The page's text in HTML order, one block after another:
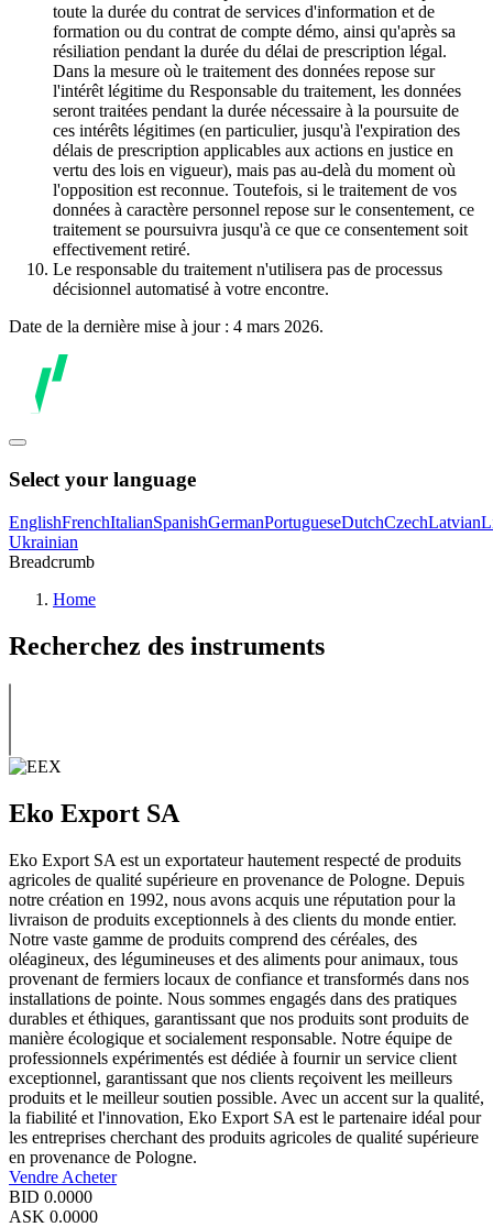
toute la durée du contrat de services d'information et de
formation ou du contrat de compte démo, ainsi qu'après sa
résiliation pendant la durée du délai de prescription légal.
Dans la mesure où le traitement des données repose sur
l'intérêt légitime du Responsable du traitement, les données
seront traitées pendant la durée nécessaire à la poursuite de
ces intérêts légitimes (en particulier, jusqu'à l'expiration des
délais de prescription applicables aux actions en justice en
vertu des lois en vigueur), mais pas au-delà du moment où
l'opposition est reconnue. Toutefois, si le traitement de vos
données à caractère personnel repose sur le consentement, ce
traitement se poursuivra jusqu'à ce que ce consentement soit
effectivement retiré.
Le responsable du traitement n'utilisera pas de processus
décisionnel automatisé à votre encontre.
Date de la dernière mise à jour : 4 mars 2026.
Select your language
EnglishFrenchItalianSpanishGermanPortugueseDutchCzechLatvian
Ukrainian
Breadcrumb
Home
Recherchez des instruments
Eko Export SA
Eko Export SA est un exportateur hautement respecté de produits
agricoles de qualité supérieure en provenance de Pologne. Depuis
notre création en 1992, nous avons acquis une réputation pour la
livraison de produits exceptionnels à des clients du monde entier.
Notre vaste gamme de produits comprend des céréales, des
oléagineux, des légumineuses et des aliments pour animaux, tous
provenant de fermiers locaux de confiance et transformés dans nos
installations de pointe. Nous sommes engagés dans des pratiques
durables et éthiques, garantissant que nos produits sont produits de
manière écologique et socialement responsable. Notre équipe de
professionnels expérimentés est dédiée à fournir un service client
exceptionnel, garantissant que nos clients reçoivent les meilleurs
produits et le meilleur soutien possible. Avec un accent sur la qualité,
la fiabilité et l'innovation, Eko Export SA est le partenaire idéal pour
les entreprises cherchant des produits agricoles de qualité supérieure
en provenance de Pologne.
Vendre Acheter
BID 0.0000
ASK 0.0000